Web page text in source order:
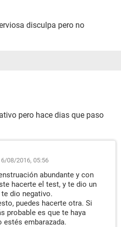
disculpa pero no
pero hace dias que paso
08/2016, 05:56
abundante y con
hacerte el test, y te dio un
dio negativo.
puedes hacerte otra. Si
probable es que te haya
estés embarazada.